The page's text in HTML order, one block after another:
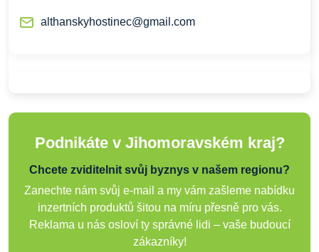
althanskyhostinec@gmail.com
Podnikáte v Jihomoravském kraj?
Chcete zviditelnit svůj byznys v našem regionu?
Zanechte nám svůj e-mail a my vám zašleme nabídku
inzertních produktů šitou na míru přesně pro vás.
Reklama u nás osloví ty správné lidi – vaše budoucí
zákazníky!